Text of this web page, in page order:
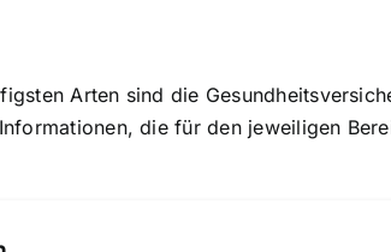
Arten sind die
die für den jeweiligen